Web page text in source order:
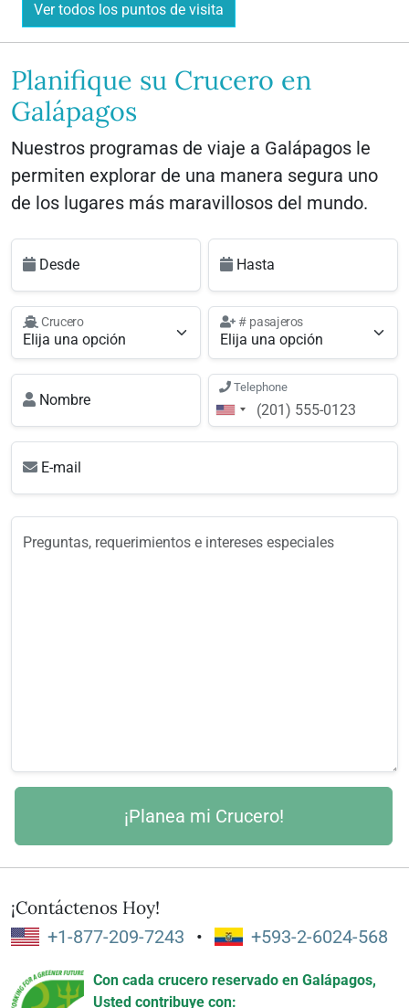
Ver todos los puntos de visita
Planifique su Crucero en
Galápagos
Nuestros programas de viaje a Galápagos le
permiten explorar de una manera segura uno
de los lugares más maravillosos del mundo.
Desde Hasta
Crucero # pasajeros
Nombre
Telephone
E-mail
¡Contáctenos Hoy!
+1-877-209-7243
• +593-2-6024-568
Con cada crucero reservado en Galápagos,
Usted contribuye con: